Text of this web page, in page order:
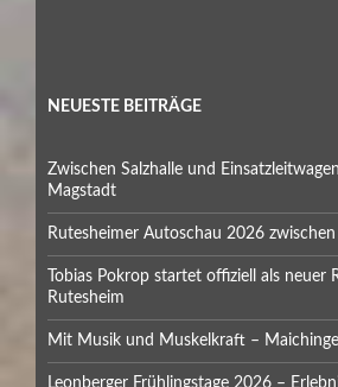
NEUESTE BEITRÄGE
Zwischen Salzhalle und
Magstadt
Rutesheimer Autoschau 2026
Tobias Pokrop startet offiziell als neuer
Rutesheim
Mit Musik und Muskelkraft –
Leonberger Frühlingstage 2026 –